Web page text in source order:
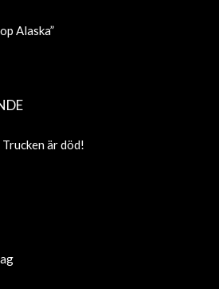
Alaska”
är död!